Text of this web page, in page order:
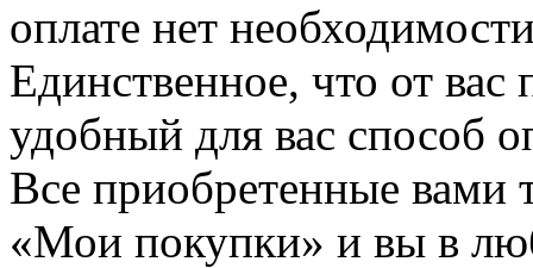
оплате нет
Единственное, что от вас
удобный для вас способ
Все приобретенные вами
«Мои покупки» и вы в